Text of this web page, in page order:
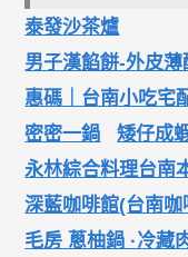
泰發沙茶爐
男子漢餡餅-外皮
惠碼｜台南小吃宅
密密一鍋
矮仔成
永林綜合料理台南
深藍咖啡館(台南
毛房 蔥柚鍋 ·冷藏